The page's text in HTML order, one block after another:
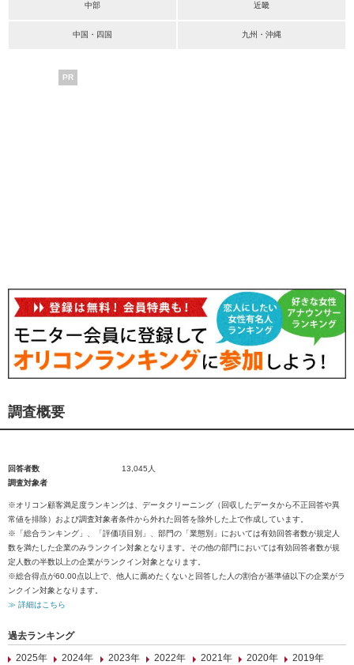
中部 近畿
中国・四国 九州・沖縄
PR
調査概要
回答者数
13,045人
調査対象者
※オリコン顧客満足度ランキングは、データクリーニング（回収したデータから不正回答や異
常値を排除）および調査対象者条件から外れた回答を除外した上で作成しています。
※「総合ランキング」、「評価項目別」、部門の「業態別」においては有効回答者数が規定人
数を満たした企業のみランクイン対象となります。その他の部門においては有効回答者数が規
定人数の半数以上の企業がランクイン対象となります。
※総合得点が60.00点以上で、他人に薦めたくないと回答した人の割合が基準値以下の企業がラ
ンクイン対象となります。
≫ 詳細はこちら
過去ランキング
2025年
2024年 2023年 2022年 2021年 2020年
2019年